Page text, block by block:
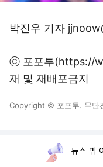
박진우 기자
ⓒ 포포투(https://
재 및 재배포금지
Copyright © 포포투. 무단
뉴스 밖